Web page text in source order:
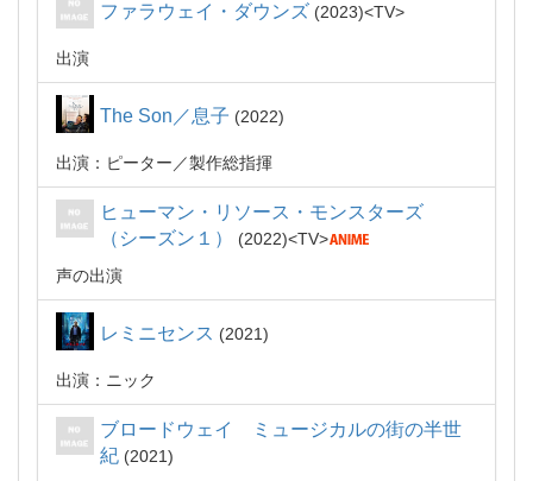
ファラウェイ・ダウンズ 2023 TV
出演
The Son／息子 2022
出演：ピーター 製作総指揮
ヒューマン・リソース・モンスターズ
（シーズン１）
2022
TV
声の出演
レミニセンス 2021
出演：ニック
ブロードウェイ ミュージカルの街の半世
紀
2021